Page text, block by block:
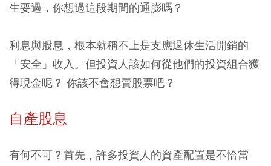
生要過，你想過這段期間的通膨嗎？
利息與股息，根本就稱不上是支應退休生活開銷的
「安全」收入。但投資人該如何從他們的投資組合獲
得現金呢？ 你該不會想賣股票吧？
自產股息
有何不可？ 首先，許多投資人的資產配置是不恰當